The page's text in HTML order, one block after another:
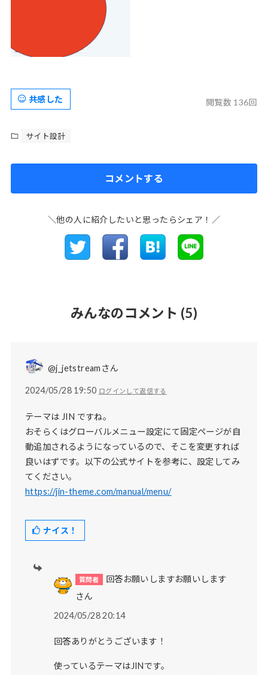
閲覧数 136回
共感した
サイト設計
コメントする
＼他の人に紹介したいと思ったらシェア！／
みんなのコメント (5)
@j_jetstreamさん
2024/05/28 19:50 ログインして返信する
テーマは JIN ですね。
おそらくはグローバルメニュー設定にて固定ページが自
動追加されるようになっているので、そこを変更すれば
良いはずです。以下の公式サイトを参考に、設定してみ
てください。
https://jin-theme.com/manual/menu/
ナイス！
回答お願いしますお願いします
さん
2024/05/28 20:14
回答ありがとうございます！
使っているテーマはJINです。